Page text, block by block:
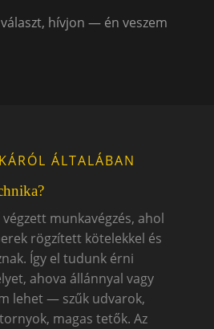
hívjon — én veszem
ÁLTALÁBAN
munkavégzés, ahol
rögzített kötelekkel és
Így el tudunk érni
ahova állánnyal vagy
lehet — szűk udvarok,
magas tetők. Az